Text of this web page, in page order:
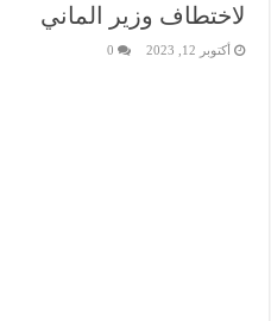
لاختطاف وزير الماني
أكتوبر 12, 2023 0